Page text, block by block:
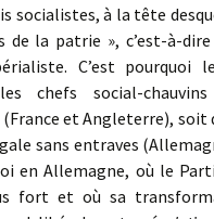
socialistes, à la tête
de la patrie », c’est-à-
C’est pourquoi
chefs social-
et Angleterre), soit
sans entraves
en Allemagne, où le
fort et où sa